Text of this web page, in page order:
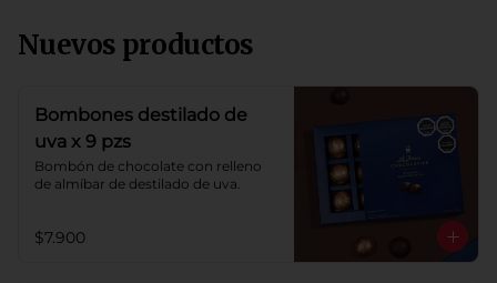
Nuevos productos
Bombones destilado de
uva x 9 pzs
Bombón de chocolate con relleno
de almíbar de destilado de uva.
$7.900